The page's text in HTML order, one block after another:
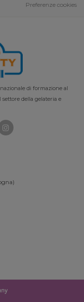
Preferenze cookies
di formazione al
della gelateria e